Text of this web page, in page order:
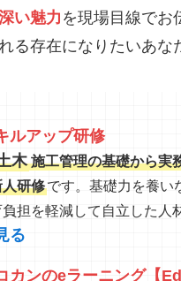
い魅力を現場目線でお
る存在になりたいあな
ルアップ研修
木 施工管理の基礎から実
研修です。基礎力を養い
負担を軽減して自立した人
る
カンのeラーニング【